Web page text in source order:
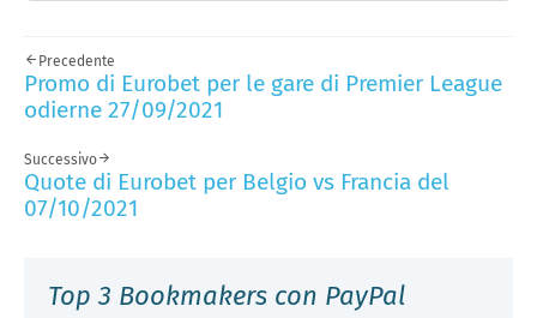
Precedente
Promo di Eurobet per le gare di Premier League
odierne 27/09/2021
Successivo
Quote di Eurobet per Belgio vs Francia del
07/10/2021
Top 3 Bookmakers con PayPal